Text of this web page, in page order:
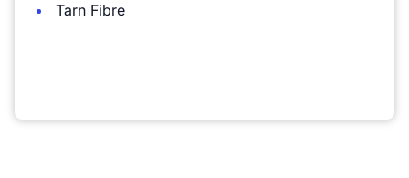
Tarn Fibre